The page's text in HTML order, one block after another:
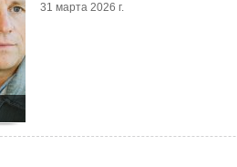
31 марта 2026 г.